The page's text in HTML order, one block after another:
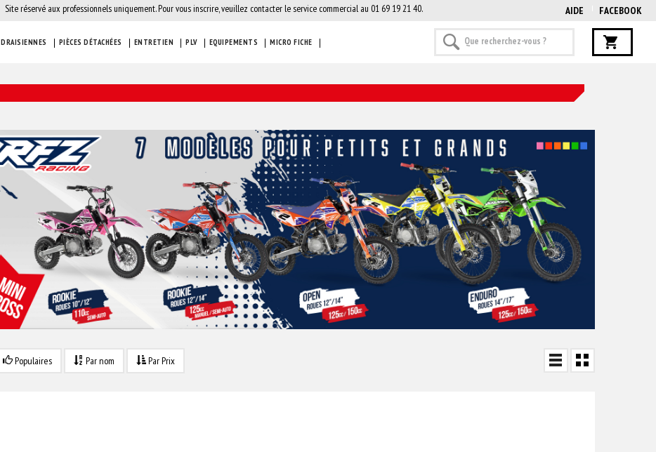
AIDE FACEBOOK
Site réservé aux professionnels uniquement. Pour vous inscrire, veuillez contacter le service commercial au 01 69 19 21 40.
DRAISIENNES PIÈCES DÉTACHÉES ENTRETIEN PLV EQUIPEMENTS MICRO FICHE
Populaires Par nom Par Prix